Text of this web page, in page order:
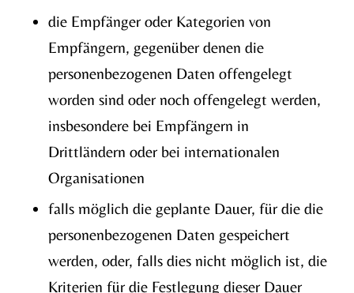
die Empfänger oder Kategorien von
Empfängern, gegenüber denen die
personenbezogenen Daten offengelegt
worden sind oder noch offengelegt werden,
insbesondere bei Empfängern in
Drittländern oder bei internationalen
Organisationen
falls möglich die geplante Dauer, für die die
personenbezogenen Daten gespeichert
werden, oder, falls dies nicht möglich ist, die
Kriterien für die Festlegung dieser Dauer